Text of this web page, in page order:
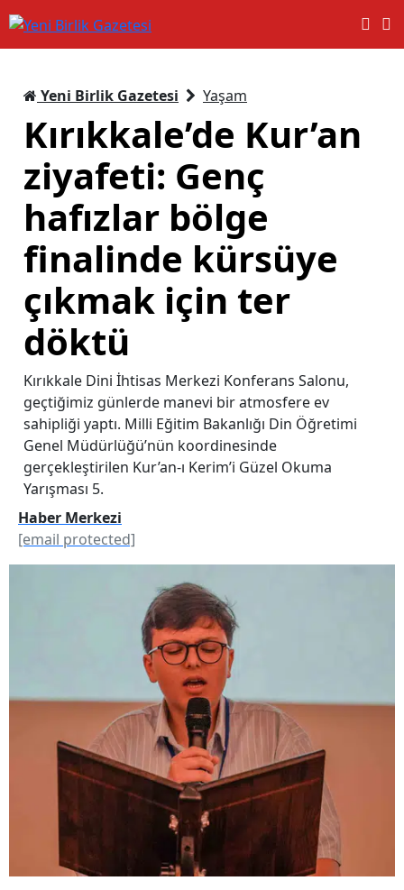
Yeni Birlik Gazetesi Yaşam
Kırıkkale’de Kur’an
ziyafeti: Genç
hafızlar bölge
finalinde kürsüye
çıkmak için ter
döktü
Kırıkkale Dini İhtisas Merkezi Konferans Salonu,
geçtiğimiz günlerde manevi bir atmosfere ev
sahipliği yaptı. Milli Eğitim Bakanlığı Din Öğretimi
Genel Müdürlüğü’nün koordinesinde
gerçekleştirilen Kur’an-ı Kerim’i Güzel Okuma
Yarışması 5.
Haber Merkezi
[email protected]